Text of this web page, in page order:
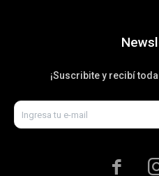
¡Suscribite y recibí
